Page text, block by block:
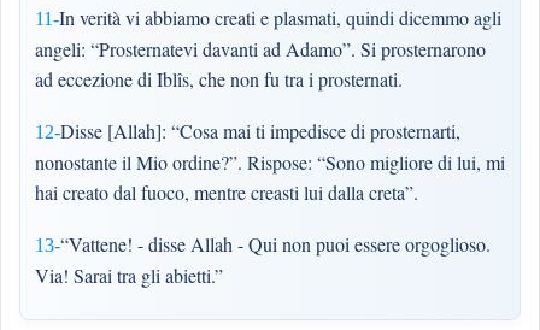
11-In verità vi abbiamo creati e plasmati, quindi dicemmo agli
angeli: “Prosternatevi davanti ad Adamo”. Si prosternarono
ad eccezione di Iblîs, che non fu tra i prosternati.
12-Disse [Allah]: “Cosa mai ti impedisce di prosternarti,
nonostante il Mio ordine?”. Rispose: “Sono migliore di lui, mi
hai creato dal fuoco, mentre creasti lui dalla creta”.
13-“Vattene! - disse Allah - Qui non puoi essere orgoglioso.
Via! Sarai tra gli abietti.”